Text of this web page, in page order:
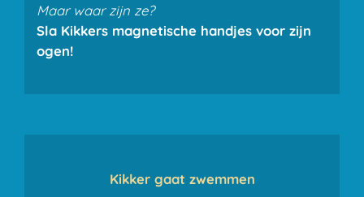
Maar waar zijn ze?
Sla Kikkers magnetische handjes voor zijn
ogen!
Kikker gaat zwemmen